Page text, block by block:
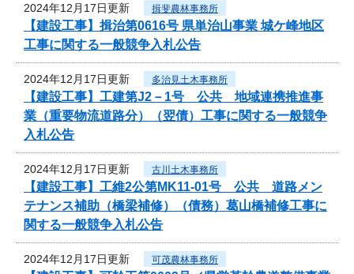
2024年12月17日更新 揖斐農林事務所
【建設工事】揖治第0616号 県単治山事業 城ケ峰地区
工事に関する一般競争入札公告
2024年12月17日更新 多治見土木事務所
【建設工事】工建第J2－1号 公共 地域連携推進事
業（重要物流道路分）（翌債）工事に関する一般競争
入札公告
2024年12月17日更新 古川土木事務所
【建設工事】工維2公第MK11-01号 公共 道路メン
テナンス補助（橋梁補修）（債務）葛山橋補修工事に
関する一般競争入札公告
2024年12月17日更新 可茂農林事務所